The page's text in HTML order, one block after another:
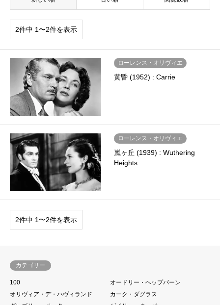
2件中 1〜2件を表示
ローレンス・オリヴィエ
黄昏 (1952) : Carrie
ローレンス・オリヴィエ
嵐ヶ丘 (1939) : Wuthering
Heights
2件中 1〜2件を表示
カテゴリー
100
オードリー・ヘップバーン
オリヴィア・デ・ハヴィランド
カーク・ダグラス